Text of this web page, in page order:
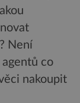
Není
co
nakoupit